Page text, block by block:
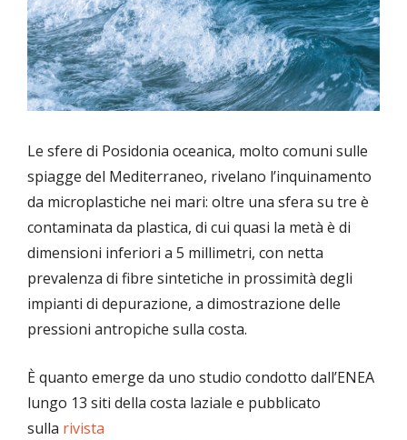
Le sfere di Posidonia oceanica, molto comuni sulle
spiagge del Mediterraneo, rivelano l’inquinamento
da microplastiche nei mari: oltre una sfera su tre è
contaminata da plastica, di cui quasi la metà è di
dimensioni inferiori a 5 millimetri, con netta
prevalenza di fibre sintetiche in prossimità degli
impianti di depurazione, a dimostrazione delle
pressioni antropiche sulla costa.
È quanto emerge da uno studio condotto dall’ENEA
lungo 13 siti della costa laziale e pubblicato
sulla rivista